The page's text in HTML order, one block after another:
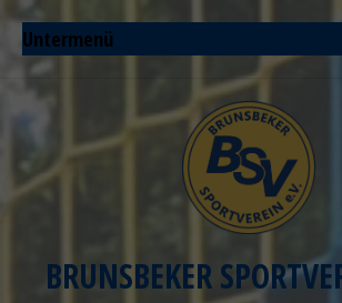
Untermenü
BRUNSBEKER